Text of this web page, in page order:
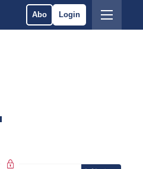
Abo Login